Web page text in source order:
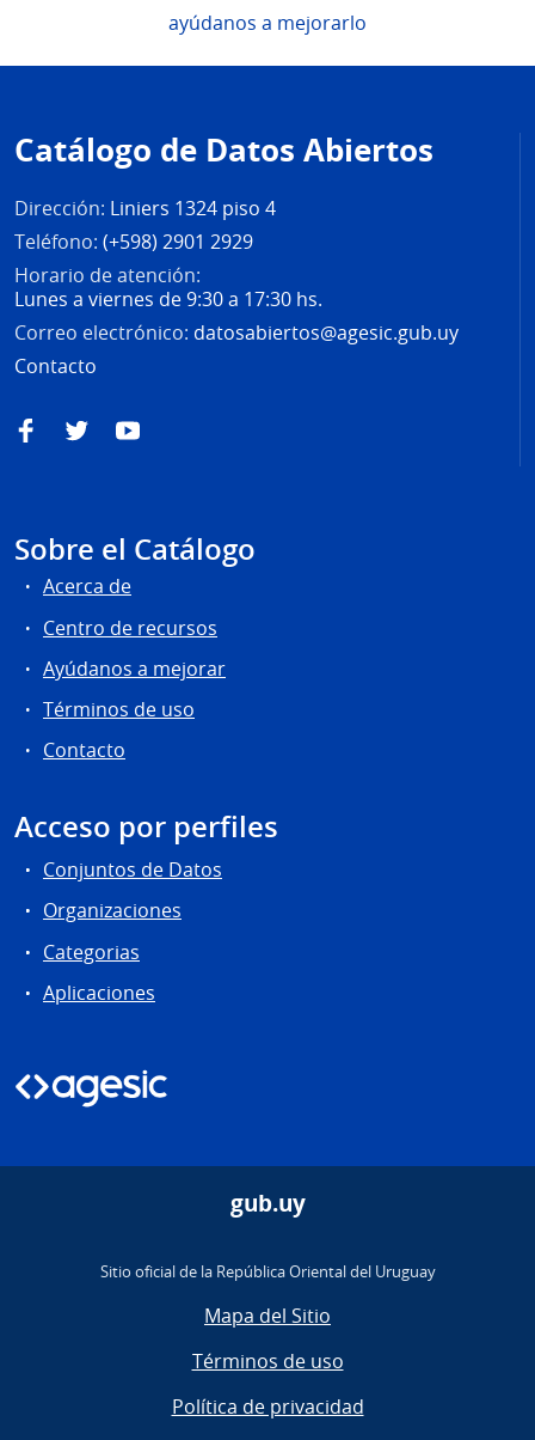
ayúdanos a mejorarlo
de
página
Catálogo de Datos Abiertos
Dirección: Liniers 1324 piso 4
Teléfono: (+598) 2901 2929
Horario de atención:
Lunes a viernes de 9:30 a 17:30 hs.
Correo electrónico: datosabiertos@agesic.gub.uy
Contacto
FacebookTwitterYouTube
Sobre el Catálogo
Acerca de
Centro de recursos
Ayúdanos a mejorar
Términos de uso
Contacto
Acceso por perfiles
Conjuntos de Datos
Organizaciones
Categorias
Aplicaciones
gub.uy
Sitio oficial de la República Oriental del Uruguay
Mapa del Sitio
Términos de uso
Política de privacidad